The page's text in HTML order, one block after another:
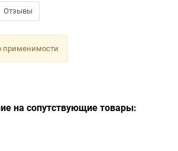
Отзывы
применимости
на сопутствующие товары: